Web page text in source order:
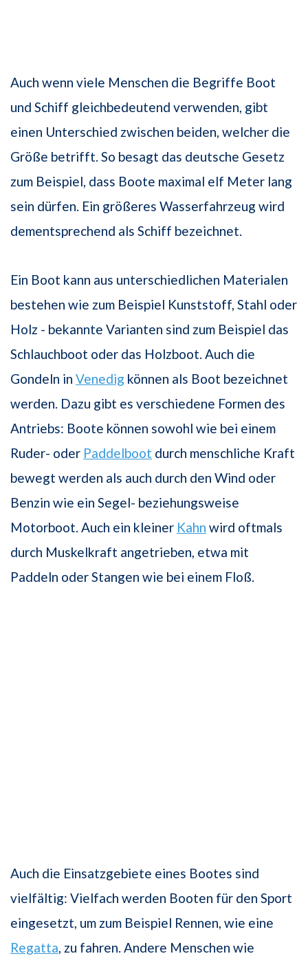
Auch wenn viele Menschen die Begriffe Boot
und Schiff gleichbedeutend verwenden, gibt
einen Unterschied zwischen beiden, welcher die
Größe betrifft. So besagt das deutsche Gesetz
zum Beispiel, dass Boote maximal elf Meter lang
sein dürfen. Ein größeres Wasserfahrzeug wird
dementsprechend als Schiff bezeichnet.
Ein Boot kann aus unterschiedlichen Materialen
bestehen wie zum Beispiel Kunststoff, Stahl oder
Holz - bekannte Varianten sind zum Beispiel das
Schlauchboot oder das Holzboot. Auch die
Gondeln in Venedig können als Boot bezeichnet
werden. Dazu gibt es verschiedene Formen des
Antriebs: Boote können sowohl wie bei einem
Ruder- oder Paddelboot durch menschliche Kraft
bewegt werden als auch durch den Wind oder
Benzin wie ein Segel- beziehungsweise
Motorboot. Auch ein kleiner Kahn wird oftmals
durch Muskelkraft angetrieben, etwa mit
Paddeln oder Stangen wie bei einem Floß.
Auch die Einsatzgebiete eines Bootes sind
vielfältig: Vielfach werden Booten für den Sport
eingesetzt, um zum Beispiel Rennen, wie eine
Regatta , zu fahren. Andere Menschen wie